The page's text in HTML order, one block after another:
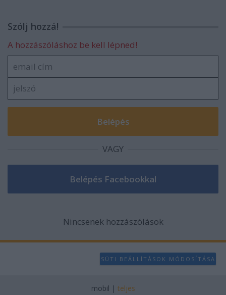
Szólj hozzá!
A hozzászóláshoz be kell lépned!
VAGY
Nincsenek hozzászólások
SÜTI BEÁLLÍTÁSOK MÓDOSÍTÁSA
mobil | teljes